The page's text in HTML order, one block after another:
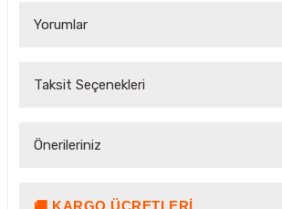
Yorumlar
Taksit Seçenekleri
Önerileriniz
🚚 KARGO ÜCRETLERI